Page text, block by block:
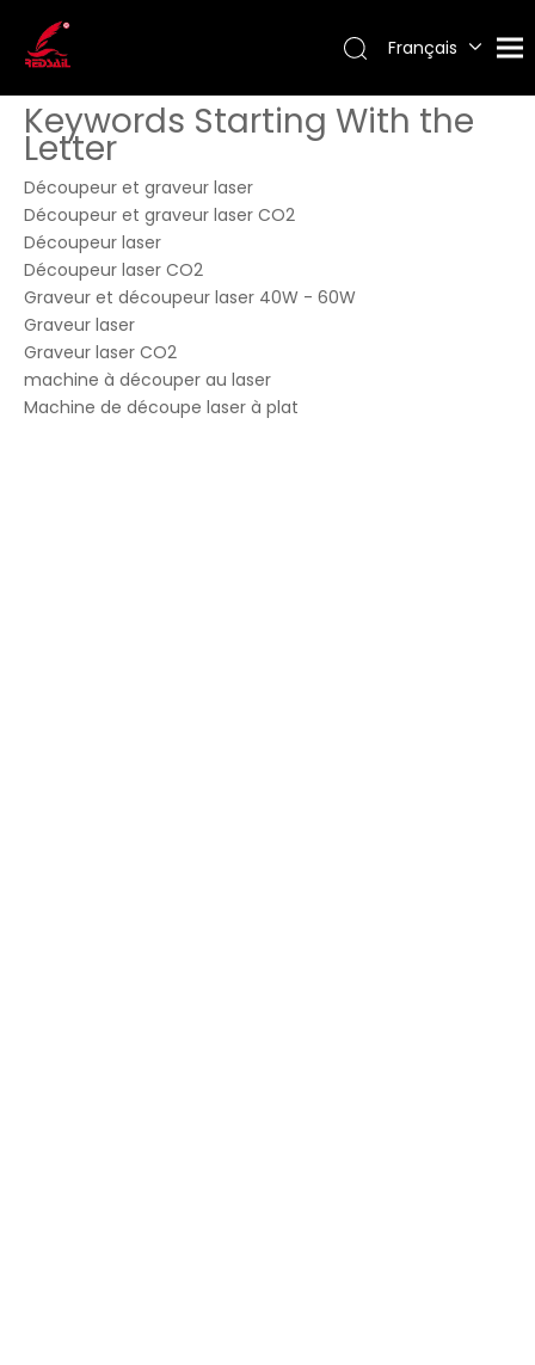
Français
Español
Keywords Starting With the
Letter
Découpeur et graveur laser
Découpeur et graveur laser CO2
Découpeur laser
Découpeur laser CO2
Graveur et découpeur laser 40W - 60W
Graveur laser
Graveur laser CO2
machine à découper au laser
Machine de découpe laser à plat